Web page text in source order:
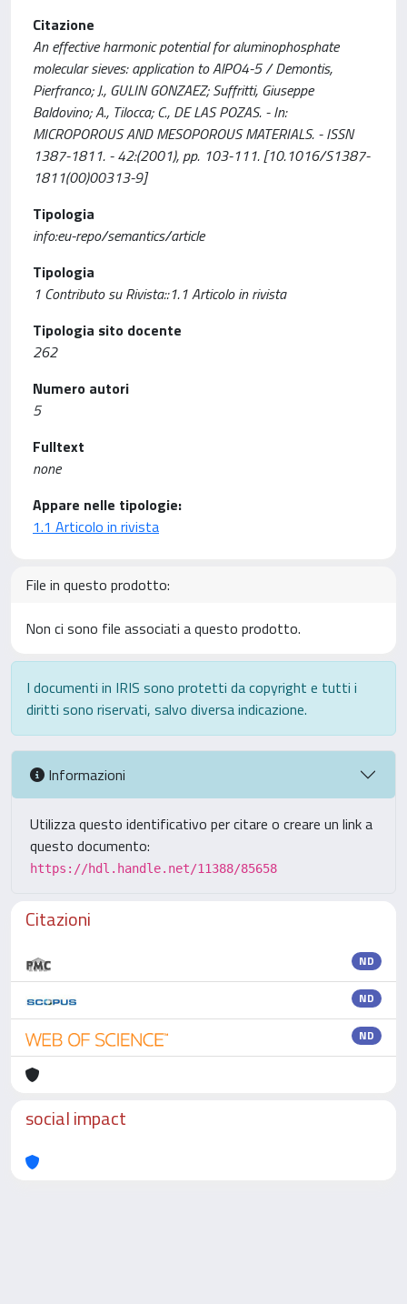
Citazione
An effective harmonic potential for aluminophosphate
molecular sieves: application to AlPO4-5 / Demontis,
Pierfranco; J., GULIN GONZAEZ; Suffritti, Giuseppe
Baldovino; A., Tilocca; C., DE LAS POZAS. - In:
MICROPOROUS AND MESOPOROUS MATERIALS. - ISSN
1387-1811. - 42:(2001), pp. 103-111. [10.1016/S1387-
1811(00)00313-9]
Tipologia
info:eu-repo/semantics/article
Tipologia
1 Contributo su Rivista::1.1 Articolo in rivista
Tipologia sito docente
262
Numero autori
5
Fulltext
none
Appare nelle tipologie:
1.1 Articolo in rivista
File in questo prodotto:
Non ci sono file associati a questo prodotto.
I documenti in IRIS sono protetti da copyright e tutti i
diritti sono riservati, salvo diversa indicazione.
Informazioni
Utilizza questo identificativo per citare o creare un link a
questo documento:
https://hdl.handle.net/11388/85658
Citazioni
ND
ND
ND
social impact